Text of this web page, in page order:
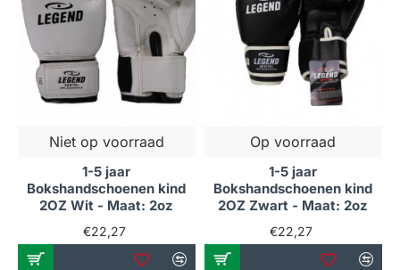
Niet op voorraad
1-5 jaar
Bokshandschoenen kind
2OZ Wit - Maat: 2oz
€22,27
Op voorraad
1-5 jaar
Bokshandschoenen kind
2OZ Zwart - Maat: 2oz
€22,27